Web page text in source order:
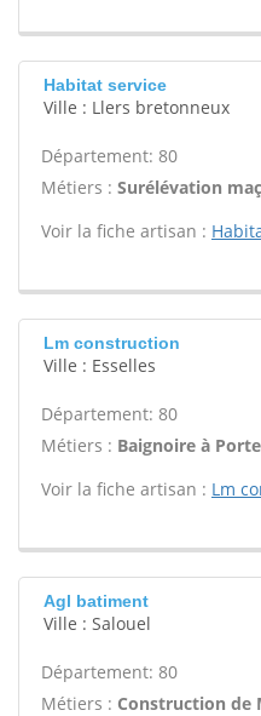
Habitat service
Ville : Llers bretonneux
Département: 80
Métiers : Surélévation
Voir la fiche artisan :
Lm construction
Ville : Esselles
Département: 80
Métiers : Baignoire à
Voir la fiche artisan : Lm
Agl batiment
Ville : Salouel
Département: 80
Métiers : Construction de